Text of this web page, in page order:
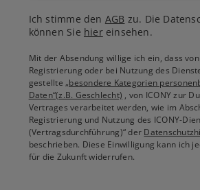
Ich stimme den AGB zu. Die
können Sie hiereinsehen.
Mit der Absendung willige ich ein, dass
Registrierung oder bei Nutzung des
gestellte„besondere Kategorien
Daten“(z.B. Geschlecht) , von ICONY zur
Vertrages verarbeitet werden, wie im
Registrierung und Nutzung des ICONY-
(Vertragsdurchführung)“ der
beschrieben. Diese Einwilligung kann ich
für die Zukunft widerrufen.